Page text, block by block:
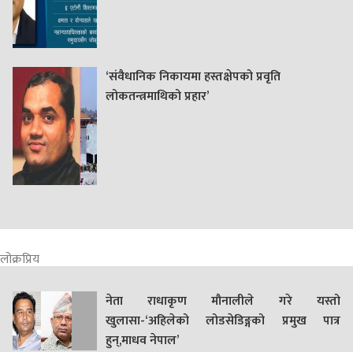
‘संवैधानिक निकायमा हस्तक्षेपको प्रवृति
लोकतन्त्रमाथिको प्रहार’
लोक्रप्रिय
नेता राधाकृण मौनालीले गरे यस्तो
खुलासा-‘अहिलेको लोडसेडिङ्गको प्रमुख पात्र
हुन्,माधव नेपाल’